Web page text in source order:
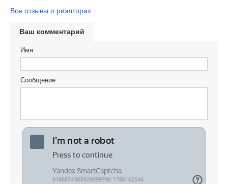
Все отзывы о риэлторах
Ваш комментарий
Имя
Сообщение